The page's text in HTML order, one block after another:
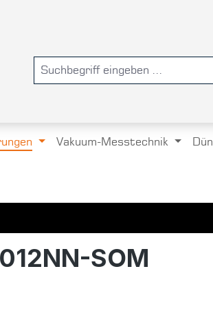
Vakuum-Messtechnik
SOM